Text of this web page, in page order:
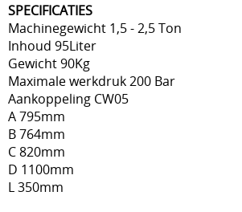
SPECIFICATIES
Machinegewicht 1,5 - 2,5 Ton
Inhoud 95Liter
Gewicht 90Kg
Maximale werkdruk 200 Bar
Aankoppeling CW05
A 795mm
B 764mm
C 820mm
D 1100mm
L 350mm